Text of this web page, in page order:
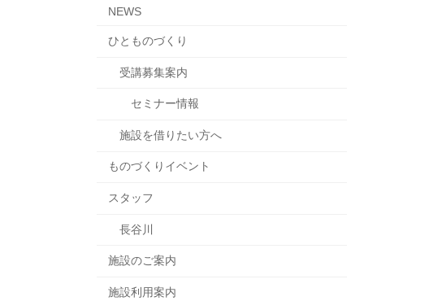
NEWS
ひとものづくり
受講募集案内
セミナー情報
施設を借りたい方へ
ものづくりイベント
スタッフ
長谷川
施設のご案内
施設利用案内